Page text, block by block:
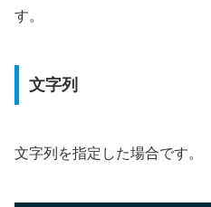
す。
文字列
文字列を指定した場合です。